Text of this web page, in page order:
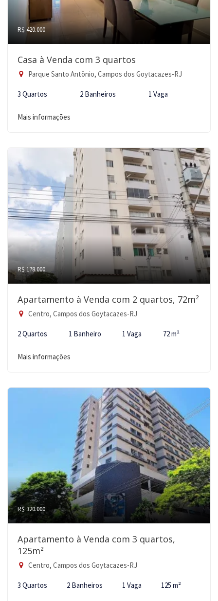
R$ 420.000
Casa à Venda com 3 quartos
Parque Santo Antônio, Campos dos Goytacazes-RJ
3 Quartos 2 Banheiros 1 Vaga
Mais informações
R$ 178.000
Apartamento à Venda com 2 quartos, 72m²
Centro, Campos dos Goytacazes-RJ
2 Quartos 1 Banheiro 1 Vaga 72 m²
Mais informações
R$ 320.000
Apartamento à Venda com 3 quartos,
125m²
Centro, Campos dos Goytacazes-RJ
3 Quartos 2 Banheiros 1 Vaga 125 m²